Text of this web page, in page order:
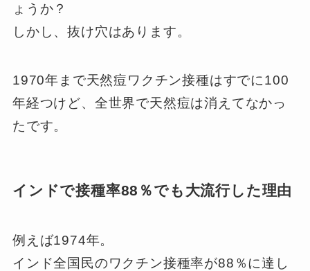
ょうか？
しかし、抜け穴はあります。
1970年まで天然痘ワクチン接種はすでに100
年経つけど、全世界で天然痘は消えてなかっ
たです。
インドで接種率88％でも大流行した理由
例えば1974年。
インド全国民のワクチン接種率が88％に達し